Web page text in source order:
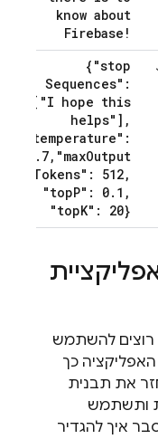
know about
Firebase!
{"stop
Sequences":
["I hope this
helps"] ,
"temperature":
. 7, "maxOutput
Tokens": 512,
"topP": 0. 1 ,
"topK": 20}
אפליקציית
רוצים להשתמש
כך
את תבנית
ותשתמש
איך להגדיר